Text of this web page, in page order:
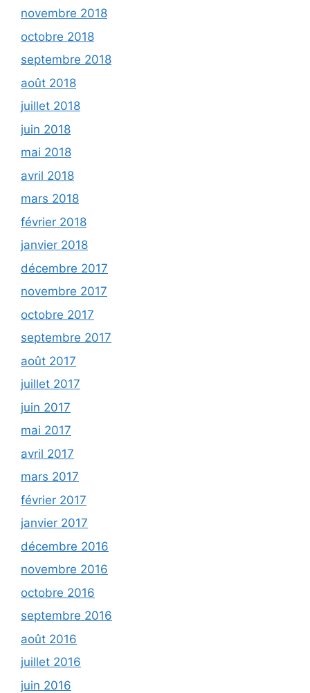
novembre 2018
octobre 2018
septembre 2018
août 2018
juillet 2018
juin 2018
mai 2018
avril 2018
mars 2018
février 2018
janvier 2018
décembre 2017
novembre 2017
octobre 2017
septembre 2017
août 2017
juillet 2017
juin 2017
mai 2017
avril 2017
mars 2017
février 2017
janvier 2017
décembre 2016
novembre 2016
octobre 2016
septembre 2016
août 2016
juillet 2016
juin 2016